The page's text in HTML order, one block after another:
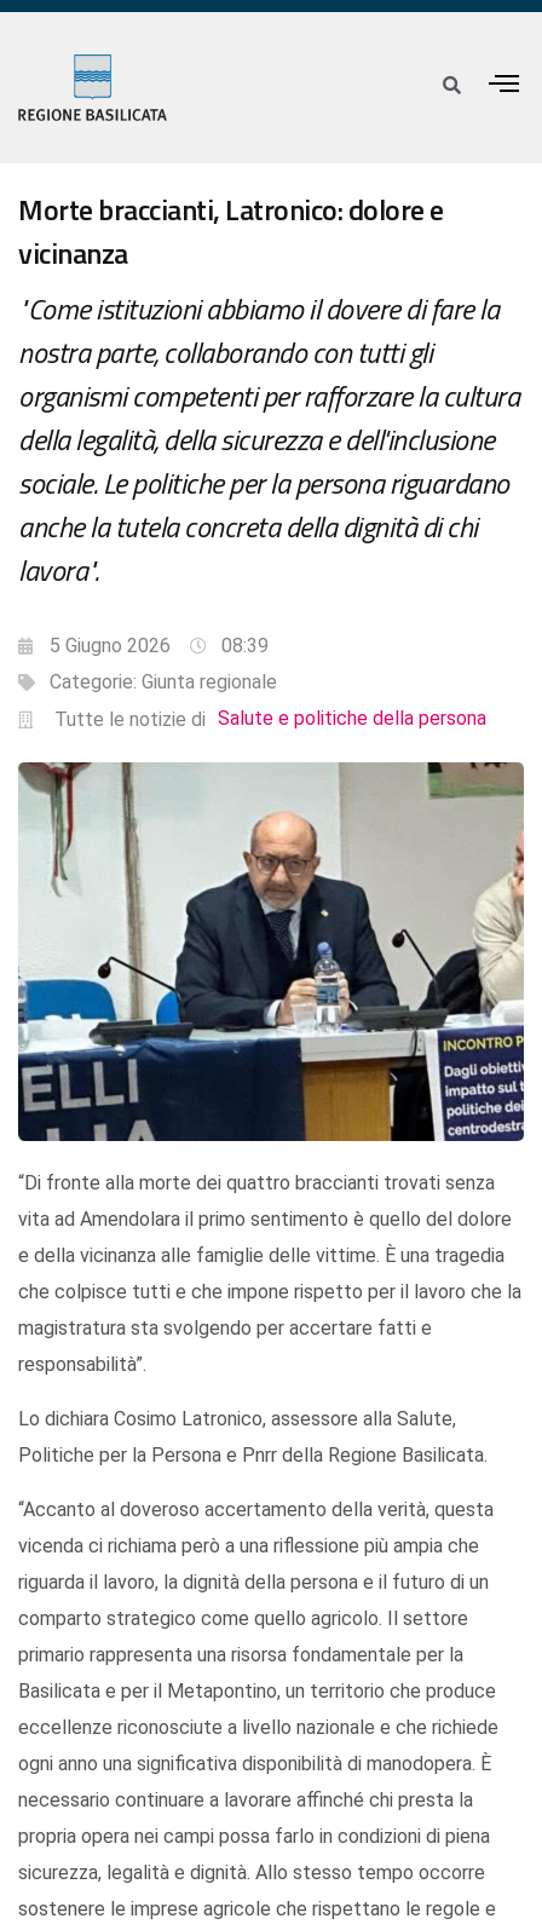
Morte braccianti, Latronico: dolore e
vicinanza
"Come istituzioni abbiamo il dovere di fare la
nostra parte, collaborando con tutti gli
organismi competenti per rafforzare la cultura
della legalità, della sicurezza e dell'inclusione
sociale. Le politiche per la persona riguardano
anche la tutela concreta della dignità di chi
lavora".
5 Giugno 2026
08:39
Categorie: Giunta regionale
Tutte le notizie di Salute e politiche della persona
“Di fronte alla morte dei quattro braccianti trovati senza
vita ad Amendolara il primo sentimento è quello del dolore
e della vicinanza alle famiglie delle vittime. È una tragedia
che colpisce tutti e che impone rispetto per il lavoro che la
magistratura sta svolgendo per accertare fatti e
responsabilità”.
Lo dichiara Cosimo Latronico, assessore alla Salute,
Politiche per la Persona e Pnrr della Regione Basilicata.
“Accanto al doveroso accertamento della verità, questa
vicenda ci richiama però a una riflessione più ampia che
riguarda il lavoro, la dignità della persona e il futuro di un
comparto strategico come quello agricolo. Il settore
primario rappresenta una risorsa fondamentale per la
Basilicata e per il Metapontino, un territorio che produce
eccellenze riconosciute a livello nazionale e che richiede
ogni anno una significativa disponibilità di manodopera. È
necessario continuare a lavorare affinché chi presta la
propria opera nei campi possa farlo in condizioni di piena
sicurezza, legalità e dignità. Allo stesso tempo occorre
sostenere le imprese agricole che rispettano le regole e